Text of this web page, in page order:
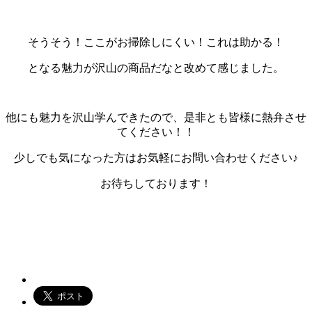
そうそう！ここがお掃除しにくい！これは助かる！
となる魅力が沢山の商品だなと改めて感じました。
他にも魅力を沢山学んできたので、是非とも皆様に熱弁させ
てください！！
少しでも気になった方はお気軽にお問い合わせください♪
お待ちしております！